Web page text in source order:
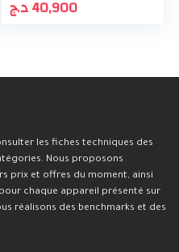
40,900د.ج
les fiches techniques des
Nous proposons
prix et offres du moment, ainsi
chaque appareil présenté sur
réalisons des benchmarks et des